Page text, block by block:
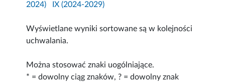
2024)
IX (2024-2029)
Wyświetlane wyniki sortowane są w kolejności
uchwalania.
Można stosować znaki uogólniające.
* = dowolny ciąg znaków, ? = dowolny znak